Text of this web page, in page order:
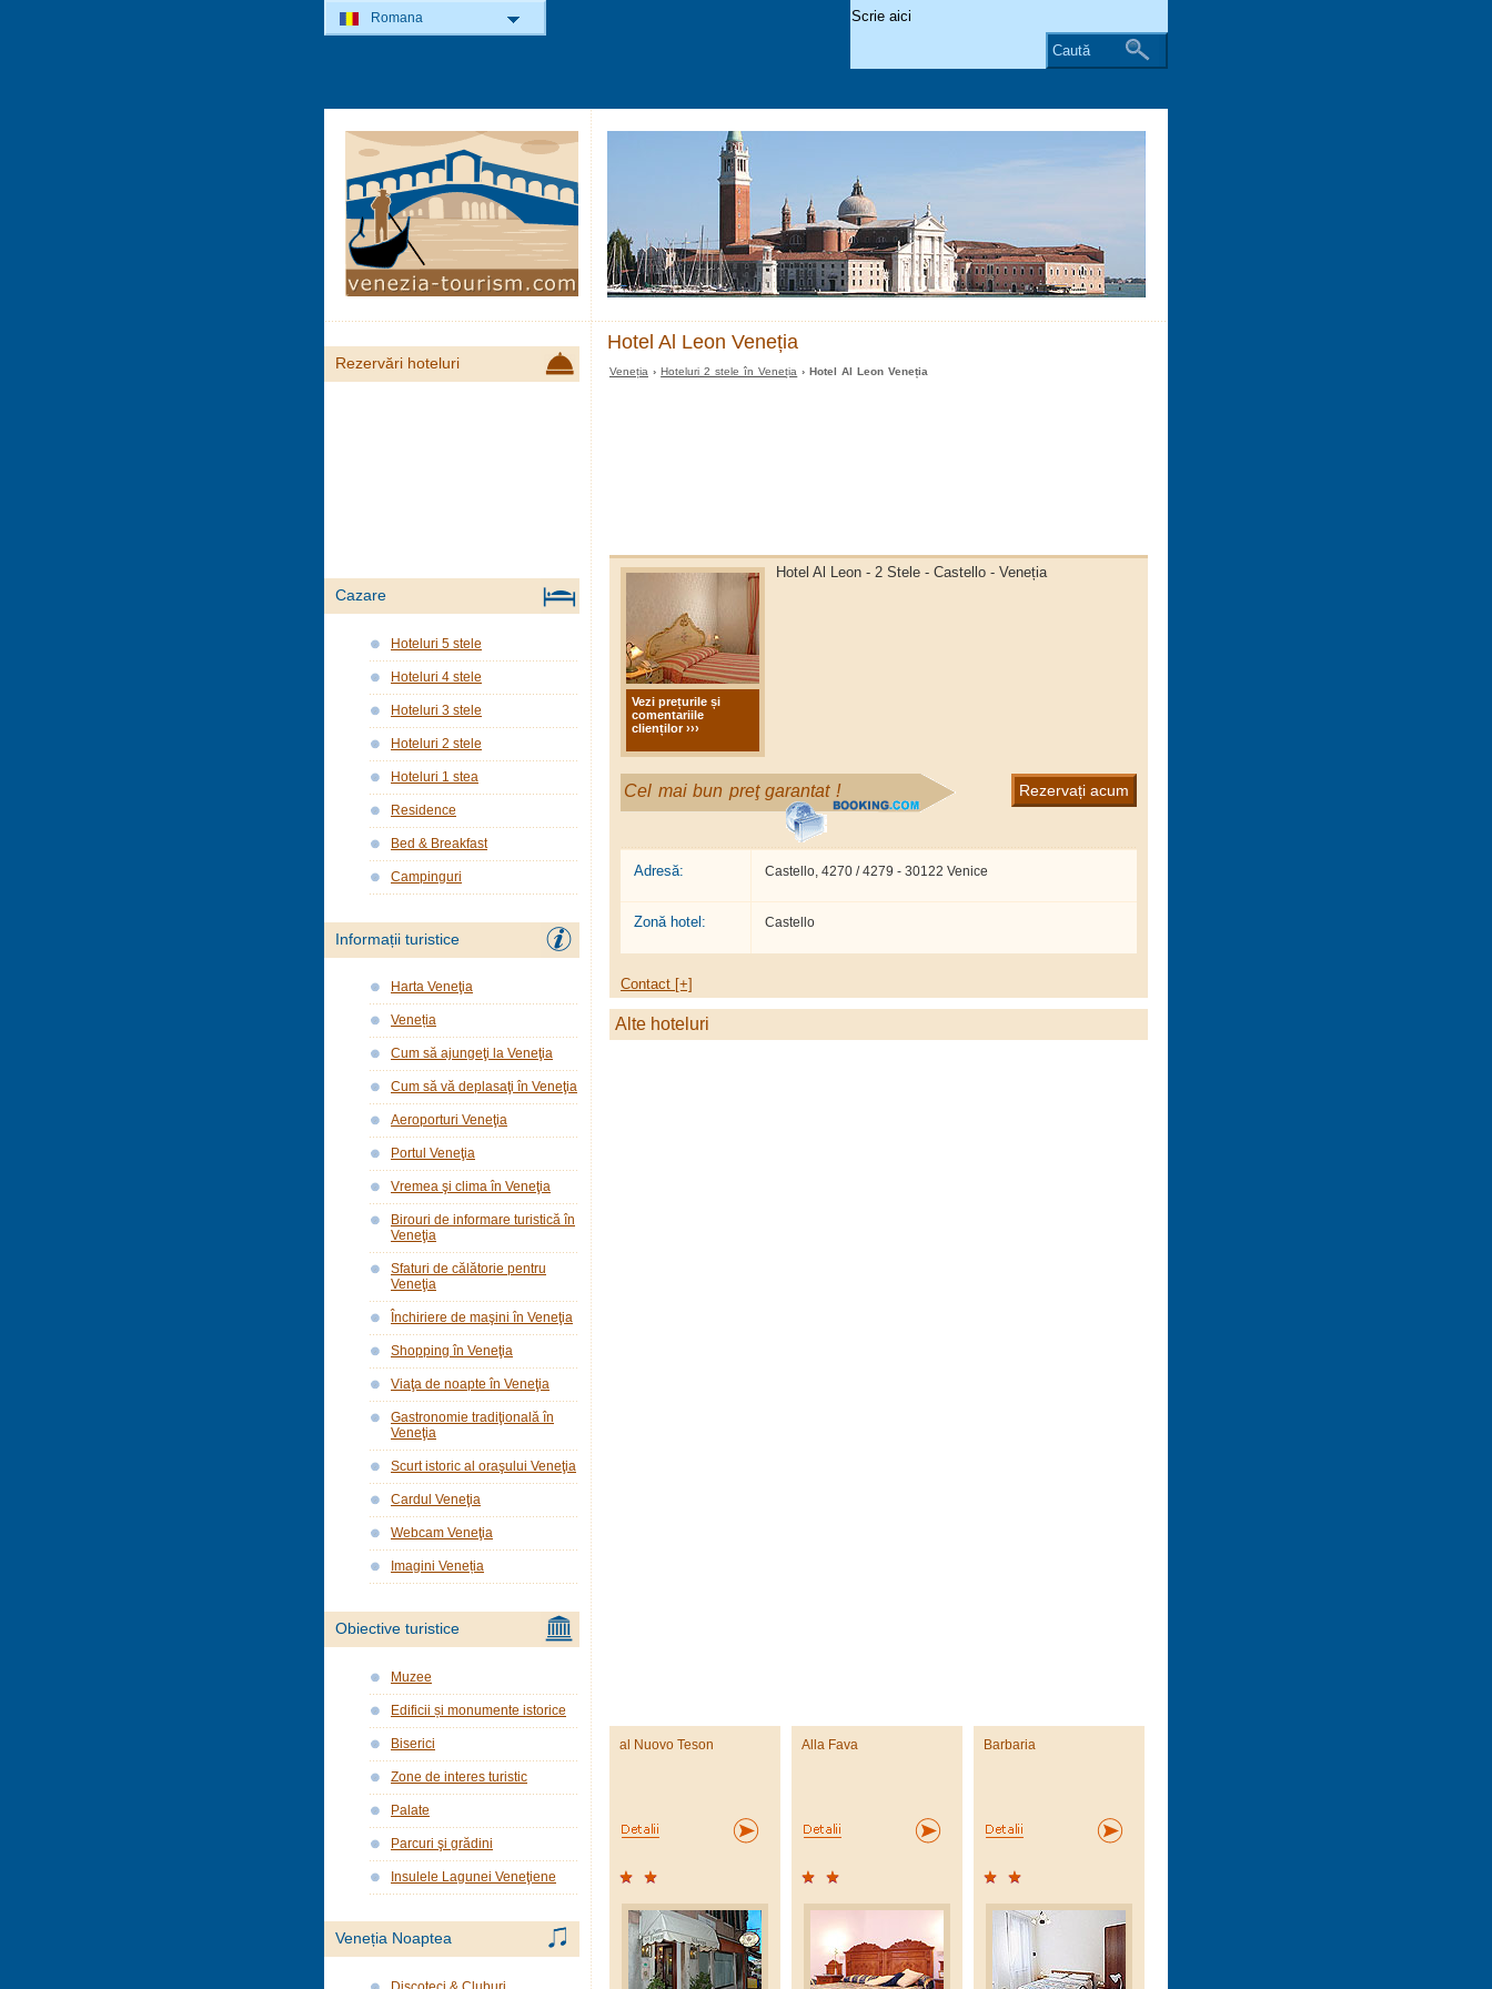
Hotel Al Leon Veneția
Veneția ›Hoteluri 2 stele în Veneția › Hotel Al Leon Veneția
Vezi prețurile și
comentariile
clienților ›››
Hotel Al Leon - 2 Stele - Castello - Veneția
Cel mai bun preţ garantat ! Rezervați acum
Adresă: Castello, 4270 / 4279 - 30122 Venice
Zonă hotel: Castello
Contact [+]
Alte hoteluri
al Nuovo Teson Alla Fava Barbaria
Rezervări hoteluri
Cazare
Hoteluri 5 stele
Hoteluri 4 stele
Hoteluri 3 stele
Hoteluri 2 stele
Hoteluri 1 stea
Residence
Bed & Breakfast
Campinguri
Informații turistice
Harta Veneţia
Veneția
Cum să ajungeţi la Veneţia
Cum să vă deplasaţi în Veneţia
Aeroporturi Veneţia
Portul Veneţia
Vremea şi clima în Veneţia
Birouri de informare turistică în
Veneţia
Sfaturi de călătorie pentru
Veneţia
Închiriere de maşini în Veneţia
Shopping în Veneţia
Viaţa de noapte în Veneţia
Gastronomie tradiţională în
Veneţia
Scurt istoric al oraşului Veneţia
Cardul Veneţia
Webcam Veneţia
Imagini Veneția
Obiective turistice
Muzee
Edificii și monumente istorice
Biserici
Zone de interes turistic
Palate
Parcuri şi grădini
Insulele Lagunei Veneţiene
Veneția Noaptea
Romana
Caută